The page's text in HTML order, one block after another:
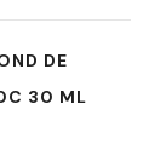
DE
30 ML